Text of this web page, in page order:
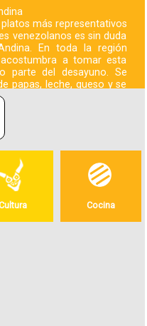
más representativos
venezolanos es sin duda
En toda la región
a tomar esta
parte del desayuno. Se
papas, leche, queso y se
cilantro.
Cocina